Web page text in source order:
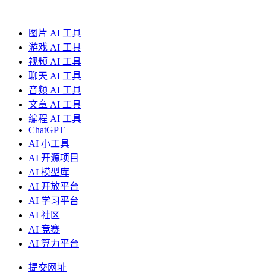
图片 AI 工具
游戏 AI 工具
视频 AI 工具
聊天 AI 工具
音频 AI 工具
文章 AI 工具
编程 AI 工具
ChatGPT
AI 小工具
AI 开源项目
AI 模型库
AI 开放平台
AI 学习平台
AI 社区
AI 竞赛
AI 算力平台
提交网址